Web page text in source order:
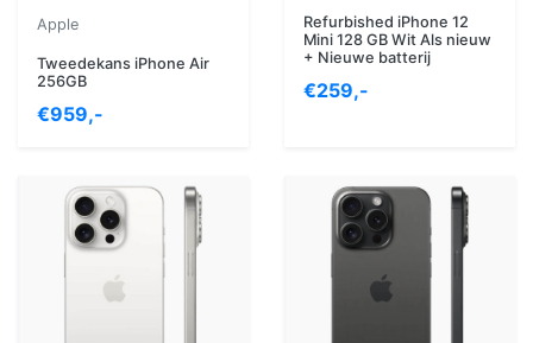
Apple
Tweedekans iPhone Air
256GB
€959,-
Refurbished iPhone 12
Mini 128 GB Wit Als nieuw
+ Nieuwe batterij
€259,-